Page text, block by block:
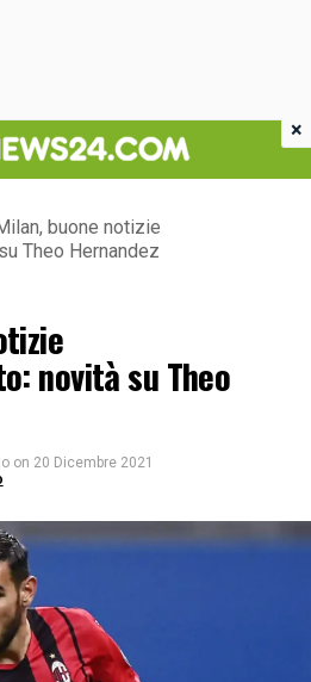
buone notizie
Theo Hernandez
novità su Theo
on 20 Dicembre 2021
×